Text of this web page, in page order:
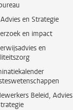
en Strategie
en impact
en
Beleid, Advies